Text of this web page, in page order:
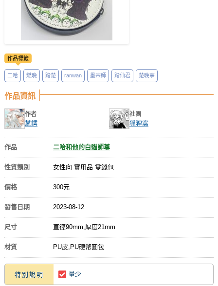
作品標籤
二哈 燃晚 踏楚 ranwan 墨宗師 踏仙君 楚晚寧
作品資訊
作者
檒謣
社團
狐狸窩
作品 二哈和他的白貓師尊
性質類別 女性向 實用品 零錢包
價格 300元
發售日期 2023-08-12
尺寸 直徑90mm,厚度21mm
材質 PU皮,PU硬幣圓包
特別說明 量少